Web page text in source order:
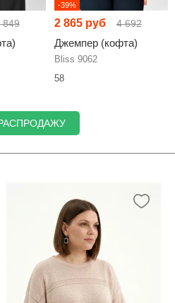
849
-39%
2 865 руб 4 692
Джемпер (кофта)
Bliss 9062
58
РАСПРОДАЖУ